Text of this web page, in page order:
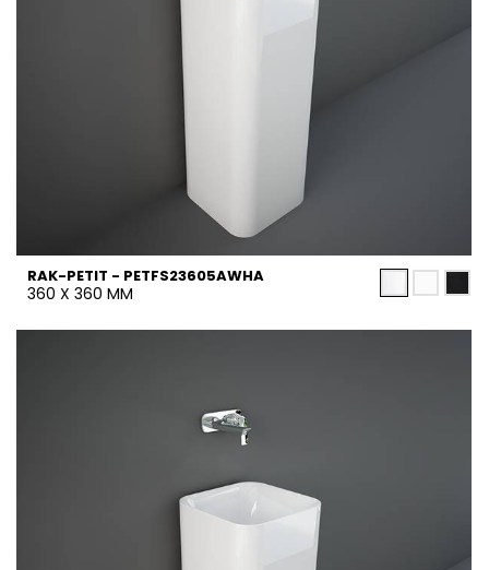
RAK-PETIT - PETFS23605AWHA
360 X 360 MM